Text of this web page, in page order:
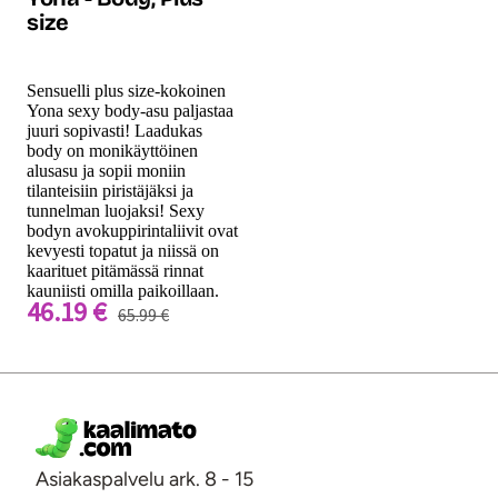
size
Sensuelli plus size-kokoinen
Yona sexy body-asu paljastaa
juuri sopivasti! Laadukas
body on monikäyttöinen
alusasu ja sopii moniin
tilanteisiin piristäjäksi ja
tunnelman luojaksi! Sexy
bodyn avokuppirintaliivit ovat
kevyesti topatut ja niissä on
kaarituet pitämässä rinnat
kauniisti omilla paikoillaan.
46.19 € 65.99 €
Asiakaspalvelu ark. 8 - 15